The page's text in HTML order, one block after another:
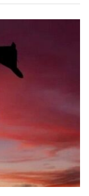
АЗС. В
Ворог
Сталися